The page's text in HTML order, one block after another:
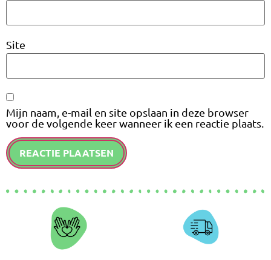
Site
Mijn naam, e-mail en site opslaan in deze browser
voor de volgende keer wanneer ik een reactie plaats.